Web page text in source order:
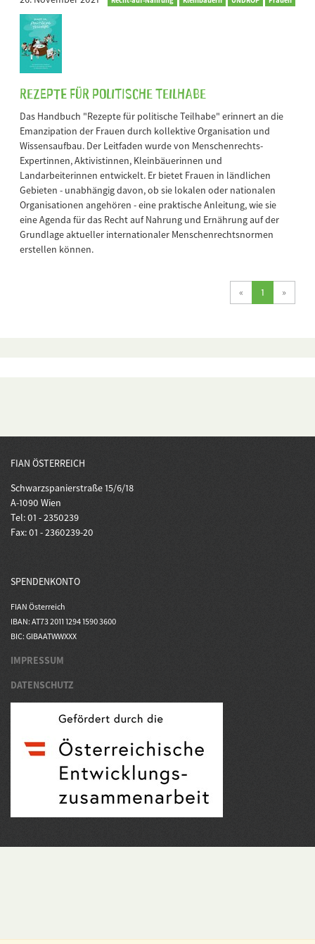
Rezepte für Politische Teilhabe
Das Handbuch "Rezepte für politische Teilhabe" erinnert an die
Emanzipation der Frauen durch kollektive Organisation und
Wissensaufbau. Der Leitfaden wurde von Menschenrechts-
Expertinnen, Aktivistinnen, Kleinbäuerinnen und
Landarbeiterinnen entwickelt. Er bietet Frauen in ländlichen
Gebieten - unabhängig davon, ob sie lokalen oder nationalen
Organisationen angehören - eine praktische Anleitung, wie sie
eine Agenda für das Recht auf Nahrung und Ernährung auf der
Grundlage aktueller internationaler Menschenrechtsnormen
erstellen können.
« 1 (current)
»
FIAN ÖSTERREICH
Schwarzspanierstraße 15/6/18
A-1090 Wien
Tel: 01 - 2350239
Fax: 01 - 2360239-20
SPENDENKONTO
FIAN Österreich
IBAN: AT73 2011 1294 1590 3600
BIC: GIBAATWWXXX
IMPRESSUM
DATENSCHUTZ